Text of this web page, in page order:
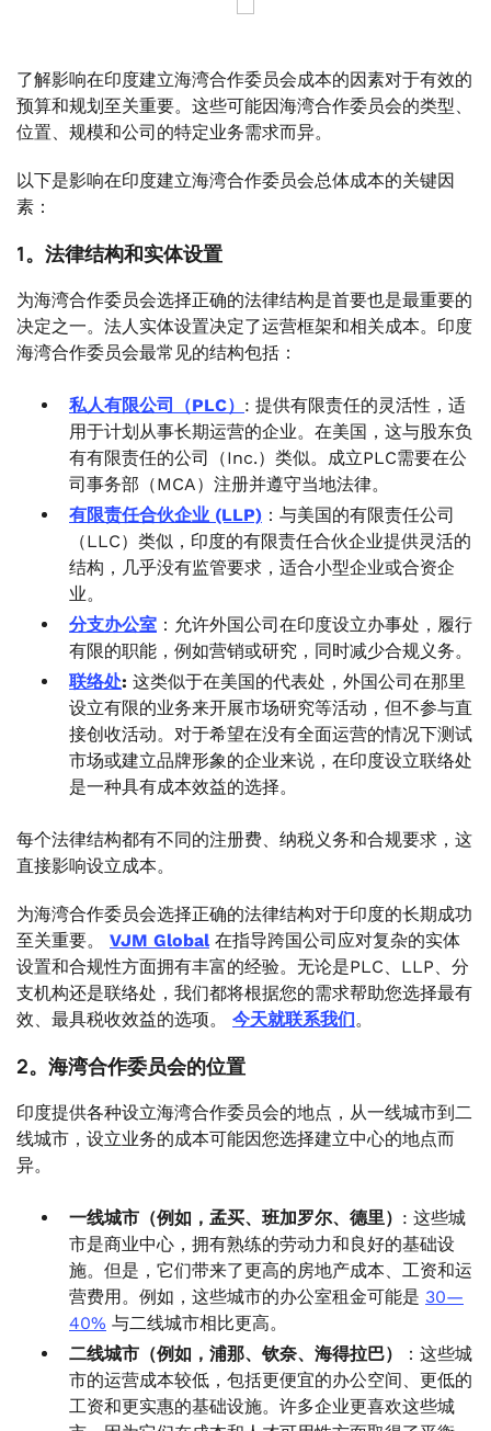
了解影响在印度建立海湾合作委员会成本的因素对于有效的
预算和规划至关重要。这些可能因海湾合作委员会的类型、
位置、规模和公司的特定业务需求而异。
以下是影响在印度建立海湾合作委员会总体成本的关键因
素：
1。法律结构和实体设置
为海湾合作委员会选择正确的法律结构是首要也是最重要的
决定之一。法人实体设置决定了运营框架和相关成本。印度
海湾合作委员会最常见的结构包括：
私人有限公司（PLC） : 提供有限责任的灵活性，适
用于计划从事长期运营的企业。在美国，这与股东负
有有限责任的公司（Inc.）类似。成立PLC需要在公
司事务部（MCA）注册并遵守当地法律。
有限责任合伙企业 (LLP) ：与美国的有限责任公司
（LLC）类似，印度的有限责任合伙企业提供灵活的
结构，几乎没有监管要求，适合小型企业或合资企
业。
分支办公室 ：允许外国公司在印度设立办事处，履行
有限的职能，例如营销或研究，同时减少合规义务。
联络处: 这类似于在美国的代表处，外国公司在那里
设立有限的业务来开展市场研究等活动，但不参与直
接创收活动。对于希望在没有全面运营的情况下测试
市场或建立品牌形象的企业来说，在印度设立联络处
是一种具有成本效益的选择。
每个法律结构都有不同的注册费、纳税义务和合规要求，这
直接影响设立成本。
为海湾合作委员会选择正确的法律结构对于印度的长期成功
至关重要。 VJM Global在指导跨国公司应对复杂的实体
设置和合规性方面拥有丰富的经验。无论是PLC、LLP、分
支机构还是联络处，我们都将根据您的需求帮助您选择最有
效、最具税收效益的选项。 今天就联系我们。
2。海湾合作委员会的位置
印度提供各种设立海湾合作委员会的地点，从一线城市到二
线城市，设立业务的成本可能因您选择建立中心的地点而
异。
一线城市（例如，孟买、班加罗尔、德里） : 这些城
市是商业中心，拥有熟练的劳动力和良好的基础设
施。但是，它们带来了更高的房地产成本、工资和运
营费用。例如，这些城市的办公室租金可能是 30—
40% 与二线城市相比更高。
二线城市（例如，浦那、钦奈、海得拉巴）
：这些城
市的运营成本较低，包括更便宜的办公空间、更低的
工资和更实惠的基础设施。许多企业更喜欢这些城